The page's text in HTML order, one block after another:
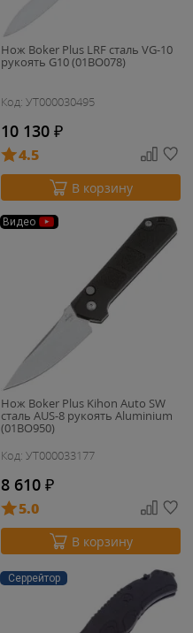
Нож Boker Plus LRF сталь VG-10
рукоять G10 (01BO078)
Код: УТ000030495
10 130 ₽
4.5
В корзину
Видео
Нож Boker Plus Kihon Auto SW
сталь AUS-8 рукоять Aluminium
(01BO950)
Код: УТ000033177
8 610 ₽
5.0
В корзину
Серрейтор